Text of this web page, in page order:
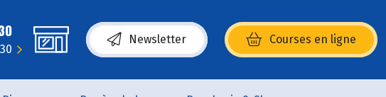
Newsletter Courses en ligne
(s’ouvre dans une nouvelle fenêtre)